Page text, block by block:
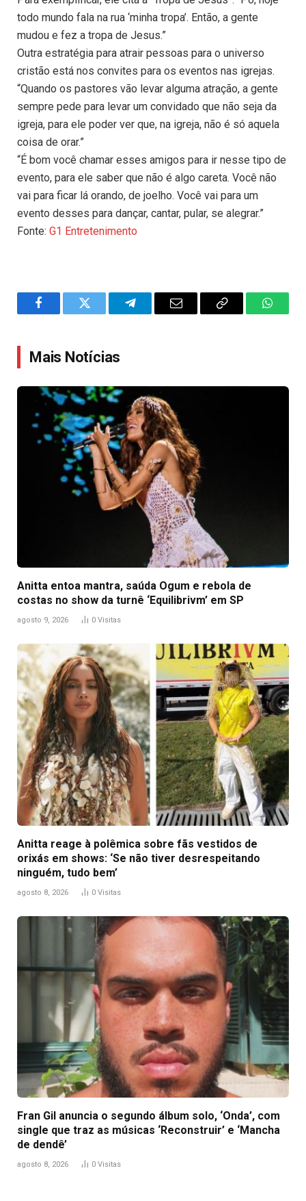
todo mundo fala na rua ‘minha tropa’. Então, a gente
mudou e fez a tropa de Jesus.”
Outra estratégia para atrair pessoas para o universo
cristão está nos convites para os eventos nas igrejas.
“Quando os pastores vão levar alguma atração, a gente
sempre pede para levar um convidado que não seja da
igreja, para ele poder ver que, na igreja, não é só aquela
coisa de orar.”
“É bom você chamar esses amigos para ir nesse tipo de
evento, para ele saber que não é algo careta. Você não
vai para ficar lá orando, de joelho. Você vai para um
evento desses para dançar, cantar, pular, se alegrar.”
Fonte: G1 Entretenimento
FacebookTwitter TelegramEmail
Copy
Mais Notícias
Anitta entoa mantra, saúda Ogum e rebola de
costas no show da turnê ‘Equilibrivm’ em SP
agosto 9, 2026 0 Visitas
Anitta reage à polêmica sobre fãs vestidos de
orixás em shows: ‘Se não tiver desrespeitando
ninguém, tudo bem’
agosto 8, 2026 0 Visitas
Fran Gil anuncia o segundo álbum solo, ‘Onda’, com
single que traz as músicas ‘Reconstruir’ e ‘Mancha
de dendê’
agosto 8, 2026 0 Visitas